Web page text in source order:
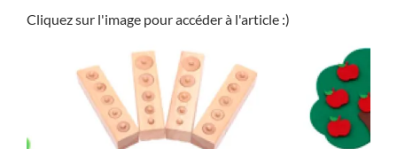
Cliquez sur l'image pour accéder à l'article :)